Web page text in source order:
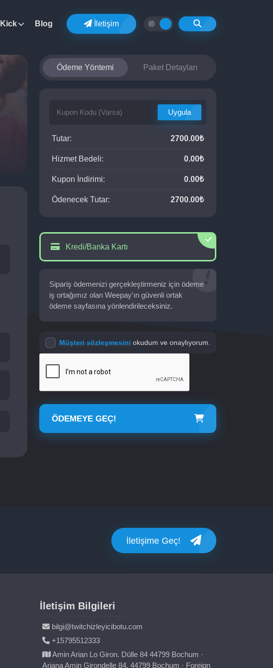
Kick Blog İletişim
Ödeme Yöntemi Paket Detayları
Uygula
Tutar: 2700.00₺
Hizmet Bedeli: 0.00₺
Kupon İndirimi: 0.00₺
Ödenecek Tutar: 2700.00₺
Kredi/Banka Kartı
Sipariş ödemenizi gerçekleştirmeniz için ödeme
iş ortağımız olan Weepay'ın güvenli ortak
ödeme sayfasına yönlendirileceksiniz.
Müşteri sözleşmesini okudum ve onaylıyorum.
ÖDEMEYE GEÇ!
İletişime Geç!
İletişim Bilgileri
bilgi@twitchizleyicibotu.com
+15795512333
Amin Arian Lo Giron. Dülle 84 44799 Bochum ·
Ariana Amin Girondelle 84. 44799 Bochum · Foreign